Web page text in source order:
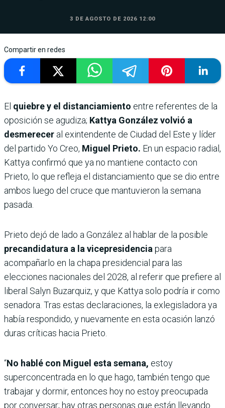
3 DE AGOSTO DE 2026 12:00
Compartir en redes
El quiebre y el distanciamiento entre referentes de la
oposición se agudiza; Kattya González volvió a
desmerecer al exintendente de Ciudad del Este y líder
del partido Yo Creo, Miguel Prieto. En un espacio radial,
Kattya confirmó que ya no mantiene contacto con
Prieto, lo que refleja el distanciamiento que se dio entre
ambos luego del cruce que mantuvieron la semana
pasada.
Prieto dejó de lado a González al hablar de la posible
precandidatura a la vicepresidencia para
acompañarlo en la chapa presidencial para las
elecciones nacionales del 2028, al referir que prefiere al
liberal Salyn Buzarquiz, y que Kattya solo podría ir como
senadora. Tras estas declaraciones, la exlegisladora ya
había respondido, y nuevamente en esta ocasión lanzó
duras críticas hacia Prieto.
“No hablé con Miguel esta semana, estoy
superconcentrada en lo que hago, también tengo que
trabajar y dormir, entonces hoy no estoy preocupada
por conversar; hay otras personas que están llevando